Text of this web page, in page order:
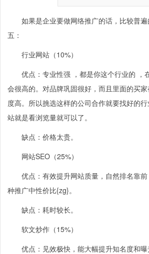
如果是企业要做网络推广的话，比较普遍
五：
行业网站（10%）
优点：专业性强 ，都是你这个行业的 ，
会很高的。对品牌巩固很好，而且里面的买
度高。所以挑选这样的公司合作就要找好的
站就是看浏览量就可以了。
缺点：价格太贵。
网站SEO（25%）
优点：有效提升网站质量，自然排名靠
种推广中性价比{zg}。
缺点：耗时较长。
软文炒作（15%）
优点：见效极快，能大幅提升知名度和曝